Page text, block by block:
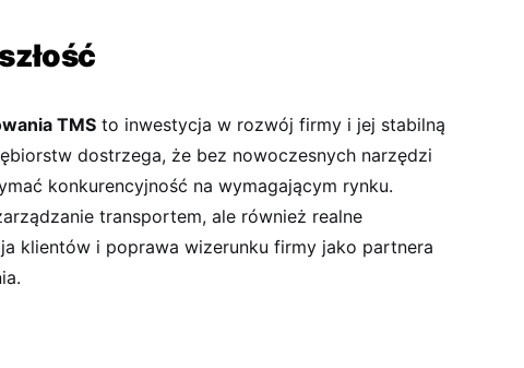
TMS to inwestycja w rozwój firmy i jej stabilną
dostrzega, że bez nowoczesnych narzędzi
konkurencyjność na wymagającym rynku.
transportem, ale również realne
klientów i poprawa wizerunku firmy jako partnera